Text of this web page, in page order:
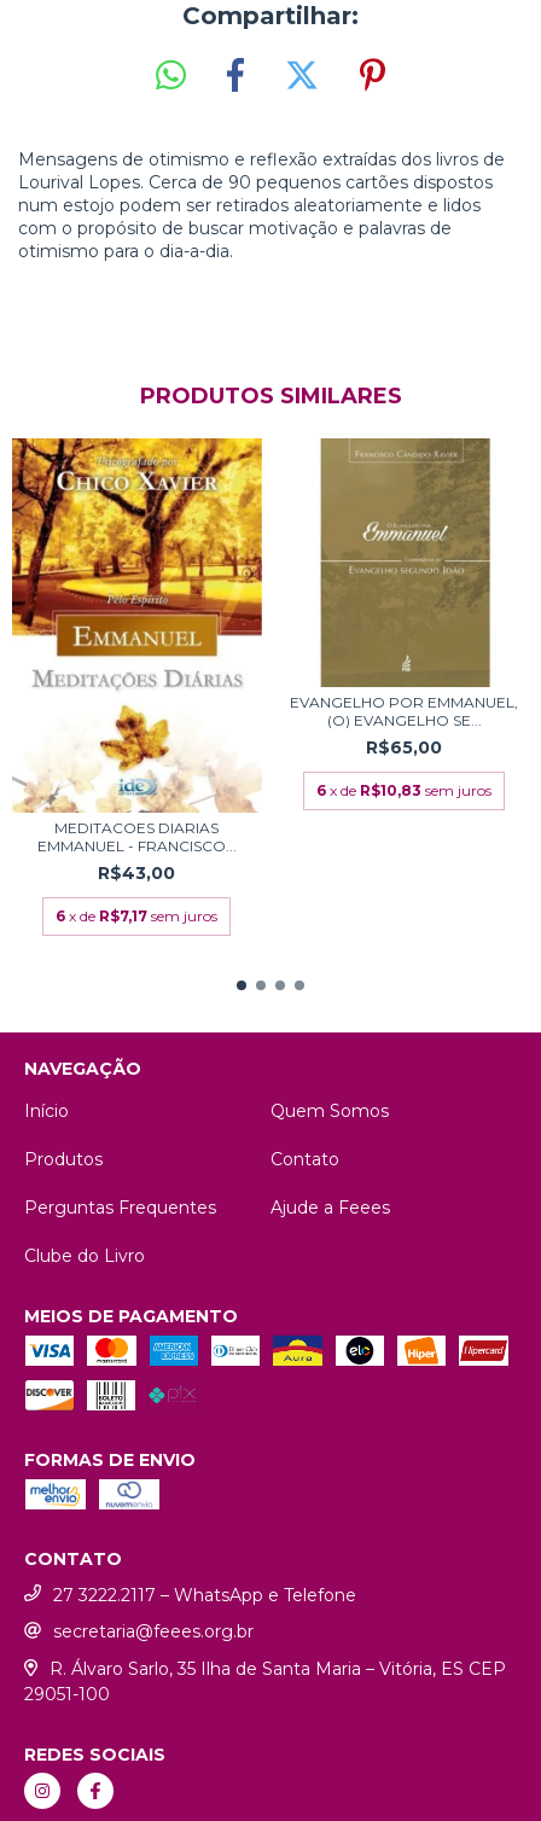
Compartilhar:
Mensagens de otimismo e reflexão extraídas dos livros de
Lourival Lopes. Cerca de 90 pequenos cartões dispostos
num estojo podem ser retirados aleatoriamente e lidos
com o propósito de buscar motivação e palavras de
otimismo para o dia-a-dia.
PRODUTOS SIMILARES
MEDITACOES DIARIAS
EMMANUEL - FRANCISCO...
R$43,00
6 x de R$7,17 sem juros
EVANGELHO POR EMMANUEL,
(O) EVANGELHO SE...
R$65,00
6 x de R$10,83 sem juros
NAVEGAÇÃO
Início
Quem Somos
Produtos Contato
Perguntas Frequentes Ajude a Feees
Clube do Livro
MEIOS DE PAGAMENTO
FORMAS DE ENVIO
CONTATO
27 3222.2117 – WhatsApp e Telefone
secretaria@feees.org.br
R. Álvaro Sarlo, 35 Ilha de Santa Maria – Vitória, ES CEP
29051-100
REDES SOCIAIS